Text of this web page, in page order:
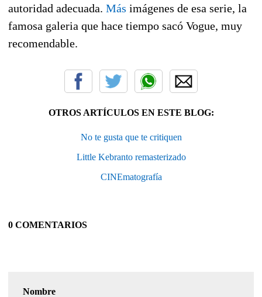
autoridad adecuada. Más imágenes de esa serie, la
famosa galeria que hace tiempo sacó Vogue, muy
recomendable.
OTROS ARTÍCULOS EN ESTE BLOG:
No te gusta que te critiquen
Little Kebranto remasterizado
CINEmatografía
0 COMENTARIOS
Nombre